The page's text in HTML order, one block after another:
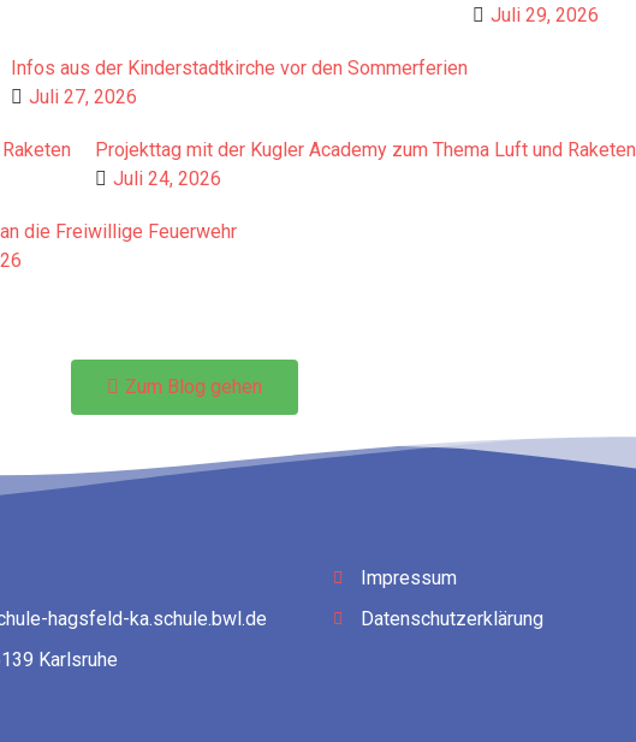
Juli 29, 2026
Infos aus der Kinderstadtkirche vor den Sommerferien
Juli 27, 2026
Projekttag mit der Kugler Academy zum Thema Luft und Raketen
Juli 24, 2026
die Freiwillige Feuerwehr
Zum Blog gehen
hagsfeld-ka.schule.bwl.de
Karlsruhe
Impressum
Datenschutzerklärung